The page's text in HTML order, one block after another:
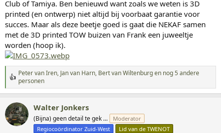
Club of Tamiya. Ben benieuwd want zoals we weten is 3D
printed (en ontwerp) niet altijd bij voorbaat garantie voor
succes. Maar als deze beetje goed is gaat die NEKAF samen
met de 3D printed TOW buizen van Frank een juweeltje
worden (hoop ik).
W
a
a
r
d
e
Peter van Iren, Jan van Harn, Bert van Wiltenburgen nog 5 andere
personen
Walter Jonkers
(Bijna) geen detail te gek …
Moderator
Regiocoördinator Zuid-West
Lid van de TWENOT